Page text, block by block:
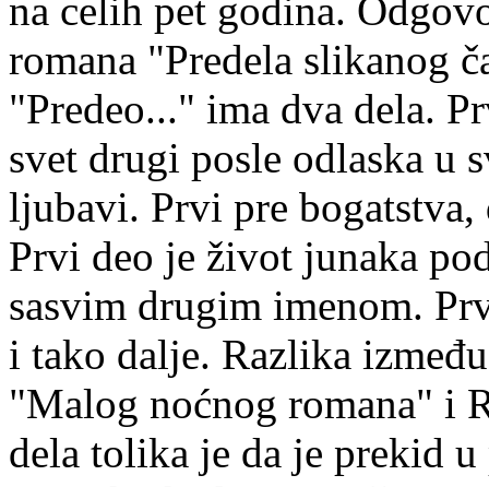
na celih pet godina.
romana "Predela slikanog
"Predeo..." ima dva dela.
svet drugi posle odlaska u
ljubavi. Prvi pre bogatstva,
Prvi deo je život junaka
sasvim drugim imenom.
i tako dalje. Razlika
"Malog noćnog romana" i
dela tolika je da je prekid